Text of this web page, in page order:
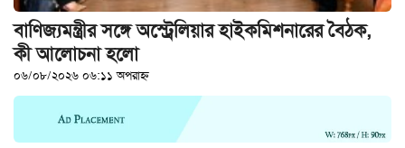
লাইফস্টাইল
বাণিজ্যমন্ত্রীর সঙ্গে অস্ট্রেলিয়ার হাইকমিশনারের বৈঠক,
কী আলোচনা হলো
০৬/০৮/২০২৬ ০৬:১১ অপরাহ্ন